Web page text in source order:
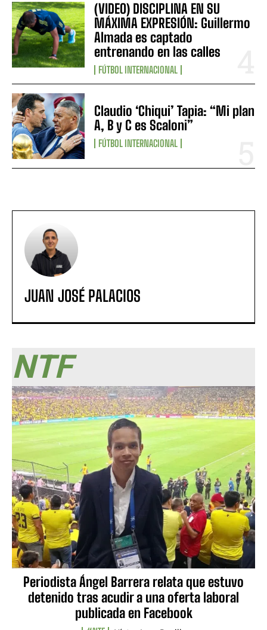
(VIDEO) DISCIPLINA EN SU
MÁXIMA EXPRESIÓN: Guillermo
Almada es captado
entrenando en las calles
FÚTBOL INTERNACIONAL
Claudio ‘Chiqui’ Tapia: “Mi plan
A, B y C es Scaloni”
FÚTBOL INTERNACIONAL
JUAN JOSÉ PALACIOS
NTF
Periodista Ángel Barrera relata que estuvo
detenido tras acudir a una oferta laboral
publicada en Facebook